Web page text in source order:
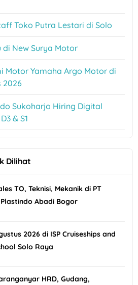
Toko Putra Lestari di Solo
di New Surya Motor
Motor Yamaha Argo Motor di
2026
Sukoharjo Hiring Digital
& S1
Dilihat
TO, Teknisi, Mekanik di PT
Abadi Bogor
2026 di ISP Cruiseships and
Solo Raya
HRD, Gudang,